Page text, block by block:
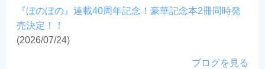
『ぼのぼの』連載40周年記念！豪華記念本2冊同時発
売決定！！
(2026/07/24)
ブログを見る